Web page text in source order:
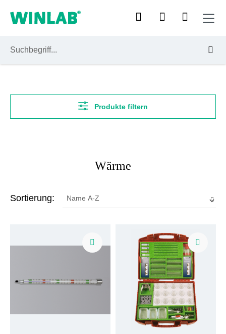
Produkte filtern
Wärme
Sortierung: